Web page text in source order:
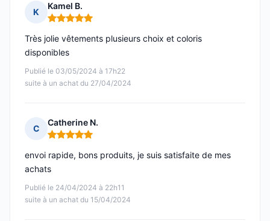
K
Kamel B.
Note : 5 sur 5
Publié le 03/05/2024 à 17h22
suite à un achat du 27/04/2024
Très jolie vêtements plusieurs choix et coloris
disponibles
C
Catherine N.
Note : 5 sur 5
Publié le 24/04/2024 à 22h11
suite à un achat du 15/04/2024
envoi rapide, bons produits, je suis satisfaite de mes
achats